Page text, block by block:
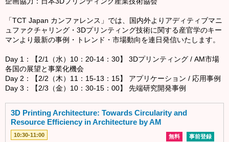
「TCT Japan カンファレンス」では、国内外よりアディティブマニ
ュファクチャリング・3Dプリンティング技術に関する産官学のキー
マンより最新の事例・トレンド・市場動向を連日発信いたします。
Day 1：【2/1（水）10：20-14：30】 3Dプリンティング / AM市場
各国の展望と事業化機会
Day 2：【2/2（木）11：15-13：15】 アプリケーション / 応用事例
Day 3：【2/3（金）10：30-15：00】 先端研究開発事例
3D Printing Architecture: Towards Circularity and
Resource Efficiency in Architecture by AM
10:30-11:00 事前登録
無料